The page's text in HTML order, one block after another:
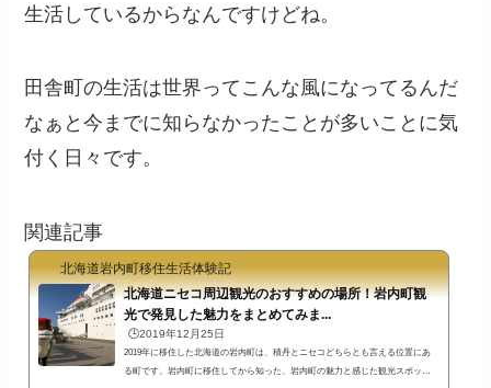
生活しているからなんですけどね。
田舎町の生活は世界ってこんな風になってるんだ
なぁと今までに知らなかったことが多いことに気
付く日々です。
関連記事
北海道岩内町移住生活体験記
北海道ニセコ周辺観光のおすすめの場所！岩内町観
光で発見した魅力をまとめてみま...
🕒️2019年12月25日
2019年に移住した北海道の岩内町は、積丹とニセコどちらとも言える位置にあ
る町です。岩内町に移住してから知った、岩内町の魅力と感じた観光スポッ